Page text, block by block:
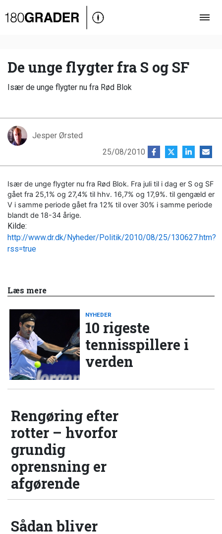
Oversigt
Debat
Video
De unge flygter fra S og SF
Især de unge flygter nu fra Rød Blok
Jesper Ørsted
25/08/2010
Især de unge flygter nu fra Rød Blok. Fra juli til i dag er S og SF
gået fra 25,1% og 27,4% til hhv. 16,7% og 17,9%. til gengæld er
V i samme periode gået fra 12% til over 30% i samme periode
blandt de 18-34 årige.
Kilde:
http://www.dr.dk/Nyheder/Politik/2010/08/25/130627.htm?
rss=true
Læs mere
NYHEDER
10 rigeste
tennisspillere i
verden
Rengøring efter
rotter – hvorfor
grundig
oprensning er
afgørende
Sådan bliver